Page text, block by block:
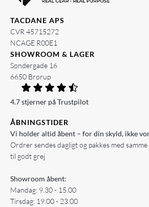
TACDANE APS
CVR 45715272
NCAGE R00E1
SHOWROOM & LAGER
Søndergade 16
6650 Brørup
4.7 stjerner på Trustpilot
ÅBNINGSTIDER
Vi holder altid åbent – for din skyld, ikke
Ordrer sendes dagligt og pakkes med
til godt grej
Showroom åbent:
Mandag: 9.30 - 15.00
Tirsdag: 19.00 - 23.00